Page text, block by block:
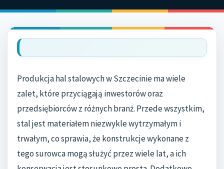
Produkcja hal stalowych w Szczecinie ma wiele
zalet, które przyciągają inwestorów oraz
przedsiębiorców z różnych branż. Przede wszystkim,
stal jest materiałem niezwykle wytrzymałym i
trwałym, co sprawia, że konstrukcje wykonane z
tego surowca mogą służyć przez wiele lat, a ich